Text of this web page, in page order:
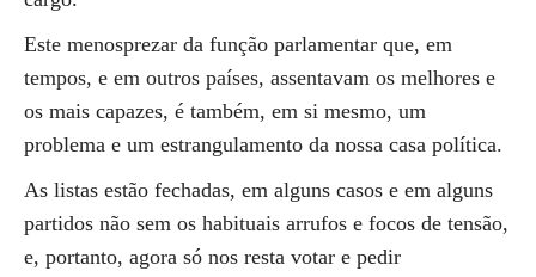
Este menosprezar da função parlamentar que, em
tempos, e em outros países, assentavam os melhores e
os mais capazes, é também, em si mesmo, um
problema e um estrangulamento da nossa casa política.
As listas estão fechadas, em alguns casos e em alguns
partidos não sem os habituais arrufos e focos de tensão,
e, portanto, agora só nos resta votar e pedir